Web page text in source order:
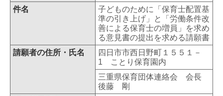
件名
子どものために「保育士配置基
準の引き上げ」と「労働条件改
善による保育士の増員」を求め
る意見書の提出を求める請願書
請願者の住所・氏名
四日市市西日野町１５５１－
1 ことり保育園内
三重県保育団体連絡会 会長
後藤 剛